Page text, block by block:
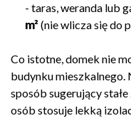
- taras, weranda lub
m² (nie wlicza się do
Co istotne, domek nie
budynku mieszkalnego.
sposób sugerujący
osób stosuje lekką